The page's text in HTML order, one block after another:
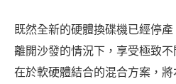
既然全新的硬體換碟機已經停
離開沙發的情況下，享受極致
在於軟硬體結合的混合方案，